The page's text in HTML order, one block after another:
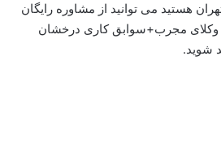
هستید می توانید از مشاوره رایگان
مجرب+سوابق کاری درخشان
شوید.